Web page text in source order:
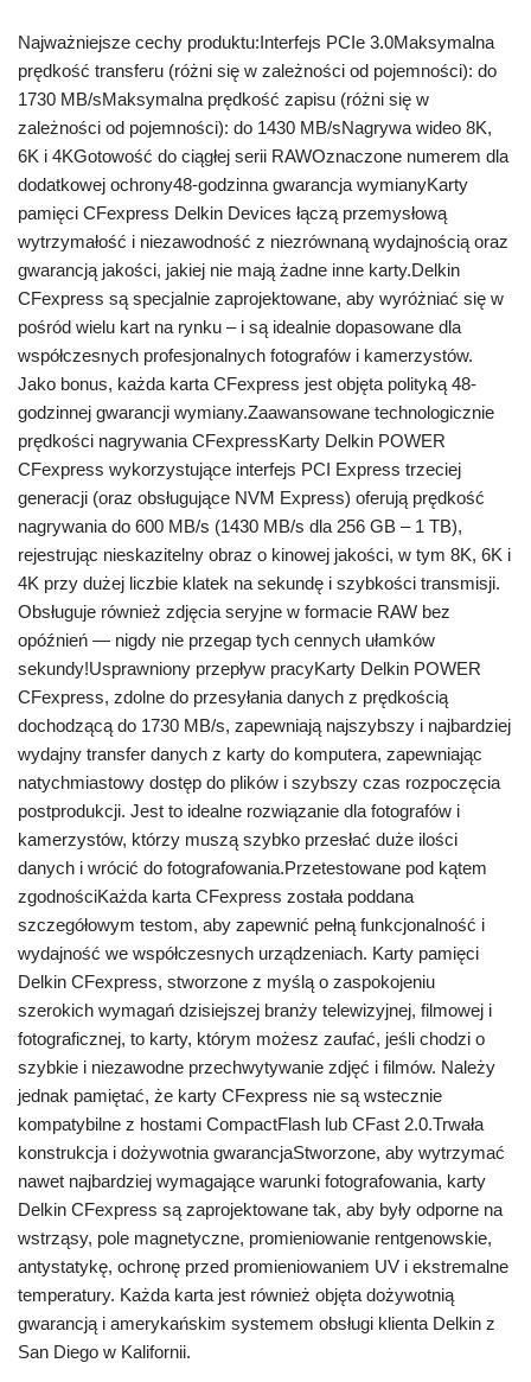
Najważniejsze cechy produktu:Interfejs PCIe 3.0Maksymalna
prędkość transferu (różni się w zależności od pojemności): do
1730 MB/sMaksymalna prędkość zapisu (różni się w
zależności od pojemności): do 1430 MB/sNagrywa wideo 8K,
6K i 4KGotowość do ciągłej serii RAWOznaczone numerem dla
dodatkowej ochrony48-godzinna gwarancja wymianyKarty
pamięci CFexpress Delkin Devices łączą przemysłową
wytrzymałość i niezawodność z niezrównaną wydajnością oraz
gwarancją jakości, jakiej nie mają żadne inne karty.Delkin
CFexpress są specjalnie zaprojektowane, aby wyróżniać się w
pośród wielu kart na rynku – i są idealnie dopasowane dla
współczesnych profesjonalnych fotografów i kamerzystów.
Jako bonus, każda karta CFexpress jest objęta polityką 48-
godzinnej gwarancji wymiany.Zaawansowane technologicznie
prędkości nagrywania CFexpressKarty Delkin POWER
CFexpress wykorzystujące interfejs PCI Express trzeciej
generacji (oraz obsługujące NVM Express) oferują prędkość
nagrywania do 600 MB/s (1430 MB/s dla 256 GB – 1 TB),
rejestrując nieskazitelny obraz o kinowej jakości, w tym 8K, 6K i
4K przy dużej liczbie klatek na sekundę i szybkości transmisji.
Obsługuje również zdjęcia seryjne w formacie RAW bez
opóźnień — nigdy nie przegap tych cennych ułamków
sekundy!Usprawniony przepływ pracyKarty Delkin POWER
CFexpress, zdolne do przesyłania danych z prędkością
dochodzącą do 1730 MB/s, zapewniają najszybszy i najbardziej
wydajny transfer danych z karty do komputera, zapewniając
natychmiastowy dostęp do plików i szybszy czas rozpoczęcia
postprodukcji. Jest to idealne rozwiązanie dla fotografów i
kamerzystów, którzy muszą szybko przesłać duże ilości
danych i wrócić do fotografowania.Przetestowane pod kątem
zgodnościKażda karta CFexpress została poddana
szczegółowym testom, aby zapewnić pełną funkcjonalność i
wydajność we współczesnych urządzeniach. Karty pamięci
Delkin CFexpress, stworzone z myślą o zaspokojeniu
szerokich wymagań dzisiejszej branży telewizyjnej, filmowej i
fotograficznej, to karty, którym możesz zaufać, jeśli chodzi o
szybkie i niezawodne przechwytywanie zdjęć i filmów. Należy
jednak pamiętać, że karty CFexpress nie są wstecznie
kompatybilne z hostami CompactFlash lub CFast 2.0.Trwała
konstrukcja i dożywotnia gwarancjaStworzone, aby wytrzymać
nawet najbardziej wymagające warunki fotografowania, karty
Delkin CFexpress są zaprojektowane tak, aby były odporne na
wstrząsy, pole magnetyczne, promieniowanie rentgenowskie,
antystatykę, ochronę przed promieniowaniem UV i ekstremalne
temperatury. Każda karta jest również objęta dożywotnią
gwarancją i amerykańskim systemem obsługi klienta Delkin z
San Diego w Kalifornii.